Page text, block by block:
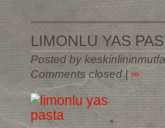
LIMONLU YAS
Posted by
Comments closed| ∞